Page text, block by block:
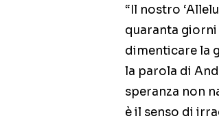
“Il nostro
quaranta
dimenticare la
la parola di
speranza non
è il senso di